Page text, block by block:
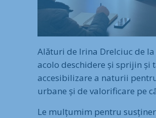
Alături de Irina Drelciuc de
acolo deschidere și sprijin și
accesibilizare a naturii
urbane și de valorificare pe
Le mulțumim pentru